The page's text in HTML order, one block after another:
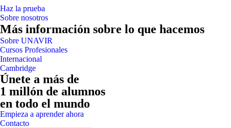
Haz la prueba
Sobre nosotros
Más información sobre lo que hacemos
Sobre UNAVIR
Cursos Profesionales
Internacional
Cambridge
Únete a más de
1 millón de alumnos
en todo el mundo
Empieza a aprender ahora
Contacto